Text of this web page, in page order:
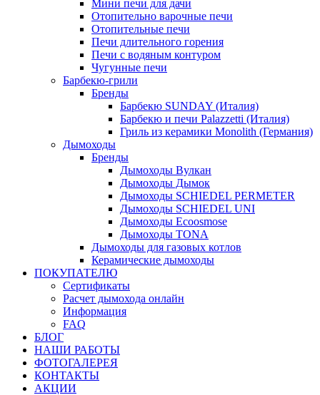
Мини печи для дачи
Отопительно варочные печи
Отопительные печи
Печи длительного горения
Печи с водяным контуром
Чугунные печи
Барбекю-грили
Бренды
Барбекю SUNDAY (Италия)
Барбекю и печи Palazzetti (Италия)
Гриль из керамики Monolith (Германия)
Дымоходы
Бренды
Дымоходы Вулкан
Дымоходы Дымок
Дымоходы SCHIEDEL PERMETER
Дымоходы SCHIEDEL UNI
Дымоходы Ecoosmose
Дымоходы TONA
Дымоходы для газовых котлов
Керамические дымоходы
ПОКУПАТЕЛЮ
Сертификаты
Расчет дымохода онлайн
Информация
FAQ
БЛОГ
НАШИ РАБОТЫ
ФОТОГАЛЕРЕЯ
КОНТАКТЫ
АКЦИИ